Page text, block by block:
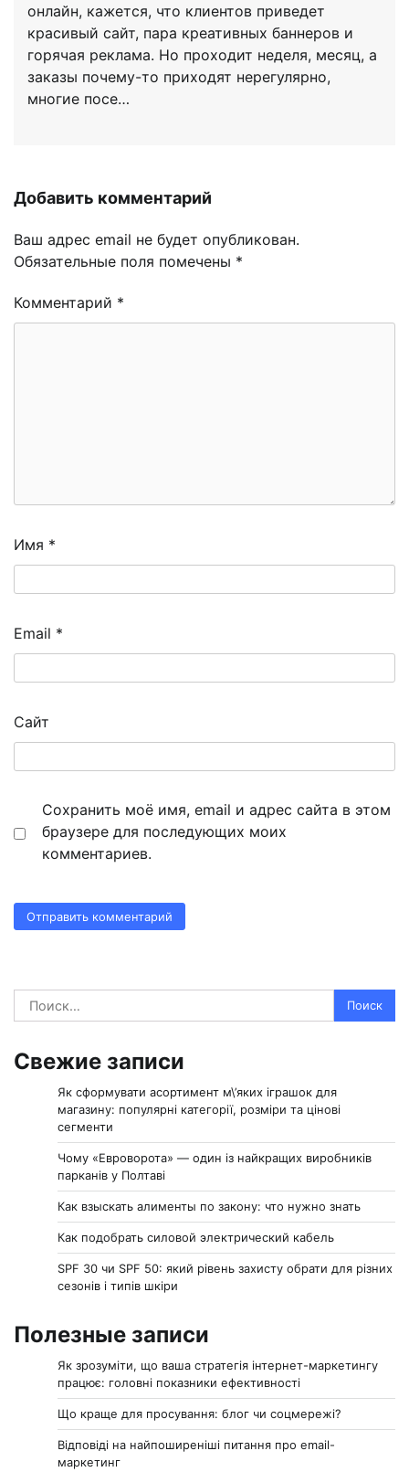
онлайн, кажется, что клиентов приведет
красивый сайт, пара креативных баннеров и
горячая реклама. Но проходит неделя, месяц, а
заказы почему-то приходят нерегулярно,
многие посе…
Добавить комментарий
Ваш адрес email не будет опубликован.
Обязательные поля помечены *
Комментарий *
Имя *
Email *
Сайт
Сохранить моё имя, email и адрес сайта в этом
браузере для последующих моих
комментариев.
Найти:
Свежие записи
Як сформувати асортимент м\’яких іграшок для
магазину: популярні категорії, розміри та цінові
сегменти
Чому «Евроворота» — один із найкращих виробників
парканів у Полтаві
Как взыскать алименты по закону: что нужно знать
Как подобрать силовой электрический кабель
SPF 30 чи SPF 50: який рівень захисту обрати для різних
сезонів і типів шкіри
Полезные записи
Як зрозуміти, що ваша стратегія інтернет-маркетингу
працює: головні показники ефективності
Що краще для просування: блог чи соцмережі?
Відповіді на найпоширеніші питання про email-
маркетинг